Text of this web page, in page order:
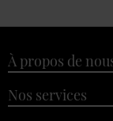
À propos de
Nos services